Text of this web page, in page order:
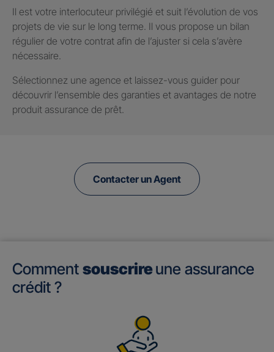
Il est votre interlocuteur privilégié et suit l’évolution de vos
projets de vie sur le long terme. Il vous propose un bilan
régulier de votre contrat afin de l’ajuster si cela s’avère
nécessaire.
Sélectionnez une agence et laissez-vous guider pour
découvrir l’ensemble des garanties et avantages de notre
produit assurance de prêt.
Contacter un Agent
Comment souscrireune assurance
crédit ?